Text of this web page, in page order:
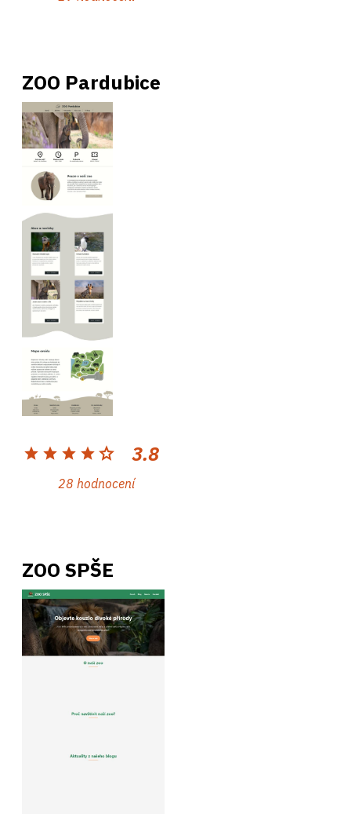
ZOO Pardubice
star star star starstar 3.8
28 hodnocení
ZOO SPŠE